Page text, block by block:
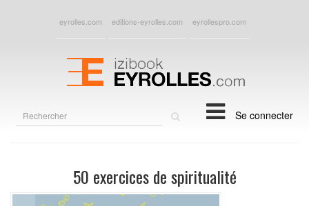
eyrolles.com editions-eyrolles.com eyrollespro.com
Se connecter
50 exercices de spiritualité